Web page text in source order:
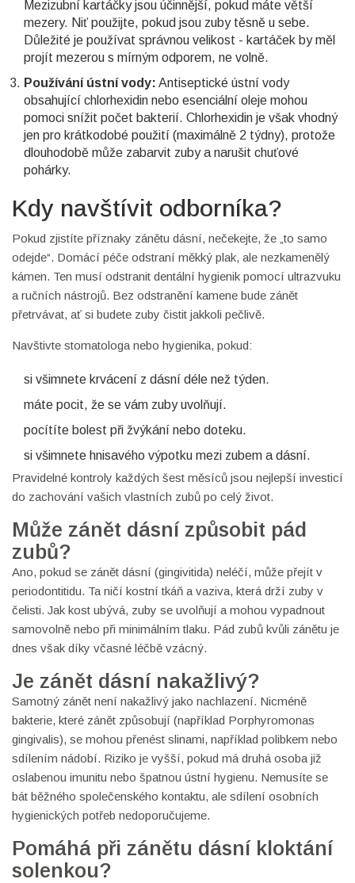
Mezizubní kartáčky jsou účinnější, pokud máte větší
mezery. Niť použijte, pokud jsou zuby těsně u sebe.
Důležité je používat správnou velikost - kartáček by měl
projít mezerou s mírným odporem, ne volně.
Používání ústní vody: Antiseptické ústní vody
obsahující chlorhexidin nebo esenciální oleje mohou
pomoci snížit počet bakterií. Chlorhexidin je však vhodný
jen pro krátkodobé použití (maximálně 2 týdny), protože
dlouhodobě může zabarvit zuby a narušit chuťové
pohárky.
Kdy navštívit odborníka?
Pokud zjistíte příznaky zánětu dásní, nečekejte, že „to samo
odejde“. Domácí péče odstraní měkký plak, ale nezkamenělý
kámen. Ten musí odstranit dentální hygienik pomocí ultrazvuku
a ručních nástrojů. Bez odstranění kamene bude zánět
přetrvávat, ať si budete zuby čistit jakkoli pečlivě.
Navštivte stomatologa nebo hygienika, pokud:
si všimnete krvácení z dásní déle než týden.
máte pocit, že se vám zuby uvolňují.
pocítíte bolest při žvýkání nebo doteku.
si všimnete hnisavého výpotku mezi zubem a dásní.
Pravidelné kontroly každých šest měsíců jsou nejlepší investicí
do zachování vašich vlastních zubů po celý život.
Může zánět dásní způsobit pád
zubů?
Ano, pokud se zánět dásní (gingivitida) neléčí, může přejít v
periodontitidu. Ta ničí kostní tkáň a vaziva, která drží zuby v
čelisti. Jak kost ubývá, zuby se uvolňují a mohou vypadnout
samovolně nebo při minimálním tlaku. Pád zubů kvůli zánětu je
dnes však díky včasné léčbě vzácný.
Je zánět dásní nakažlivý?
Samotný zánět není nakažlivý jako nachlazení. Nicméně
bakterie, které zánět způsobují (například Porphyromonas
gingivalis), se mohou přenést slinami, například polibkem nebo
sdílením nádobí. Riziko je vyšší, pokud má druhá osoba již
oslabenou imunitu nebo špatnou ústní hygienu. Nemusíte se
bát běžného společenského kontaktu, ale sdílení osobních
hygienických potřeb nedoporučujeme.
Pomáhá při zánětu dásní kloktání
solenkou?